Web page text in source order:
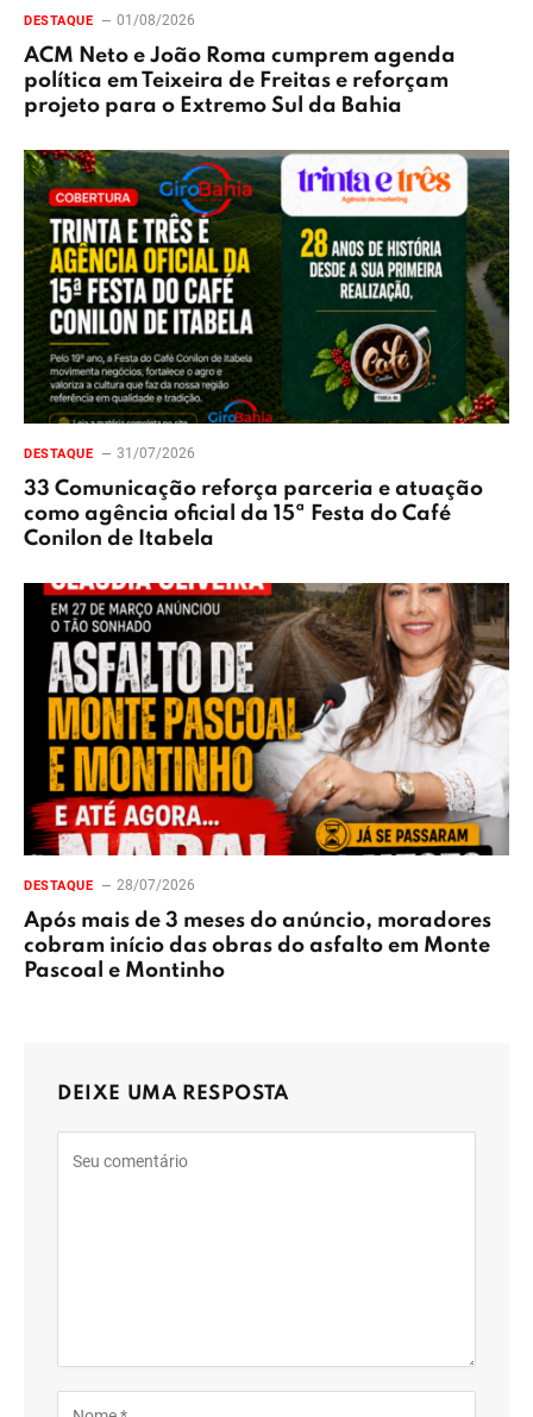
DESTAQUE 01/08/2026
ACM Neto e João Roma cumprem agenda
política em Teixeira de Freitas e reforçam
projeto para o Extremo Sul da Bahia
DESTAQUE 31/07/2026
33 Comunicação reforça parceria e atuação
como agência oficial da 15ª Festa do Café
Conilon de Itabela
DESTAQUE 28/07/2026
Após mais de 3 meses do anúncio, moradores
cobram início das obras do asfalto em Monte
Pascoal e Montinho
DEIXE UMA RESPOSTA